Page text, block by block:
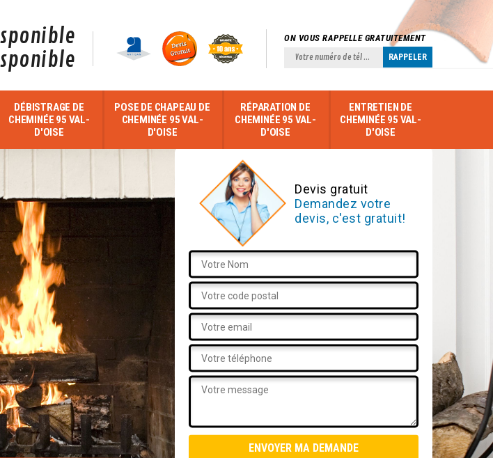
ON VOUS RAPPELLE GRATUITEMENT
DÉBISTRAGE DE
CHEMINÉE 95 VAL-
D'OISE
POSE DE CHAPEAU DE
CHEMINÉE 95 VAL-
D'OISE
RÉPARATION DE
CHEMINÉE 95 VAL-
D'OISE
ENTRETIEN DE
CHEMINÉE 95 VAL-
D'OISE
Devis gratuit
Demandez votre
devis, c'est gratuit!